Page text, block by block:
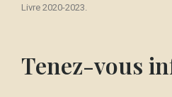
Livre 2020-2023.
Tenez-vous